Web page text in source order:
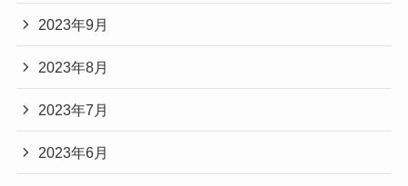
2023年9月
2023年8月
2023年7月
2023年6月